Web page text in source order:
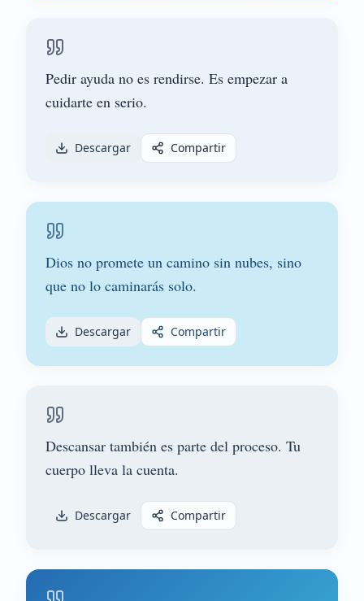
Pedir ayuda no es rendirse. Es empezar a
cuidarte en serio.
Descargar Compartir
Dios no promete un camino sin nubes, sino
que no lo caminarás solo.
Descargar Compartir
Descansar también es parte del proceso. Tu
cuerpo lleva la cuenta.
Descargar Compartir